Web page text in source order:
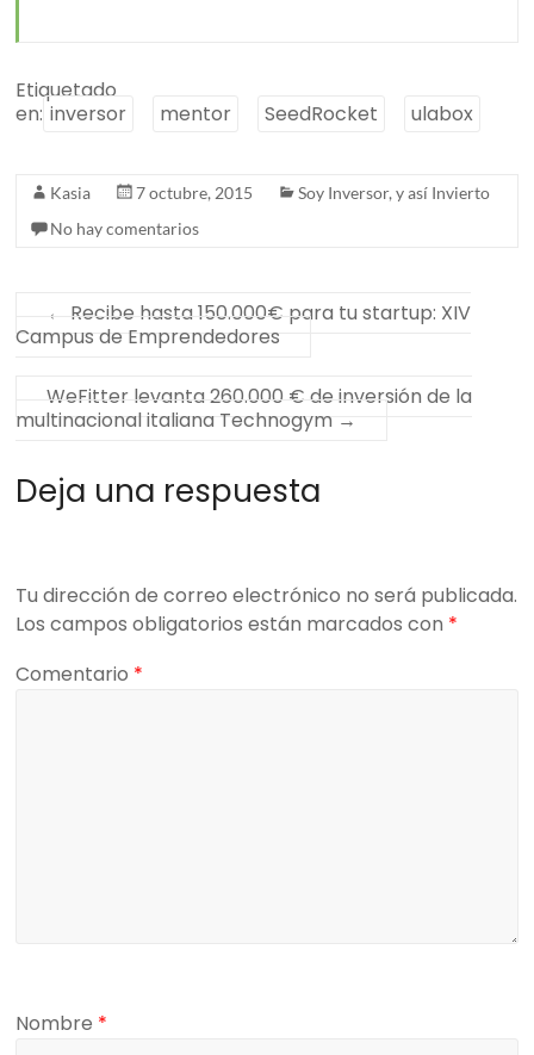
Etiquetado
en: inversor mentor SeedRocket ulabox
Kasia 7 octubre, 2015
Soy Inversor, y así Invierto
No hay comentarios
←
Recibe hasta 150.000€ para tu startup: XIV
Campus de Emprendedores
WeFitter levanta 260.000 € de inversión de la
multinacional italiana Technogym →
Deja una respuesta
Tu dirección de correo electrónico no será publicada.
Los campos obligatorios están marcados con *
Comentario *
Nombre *